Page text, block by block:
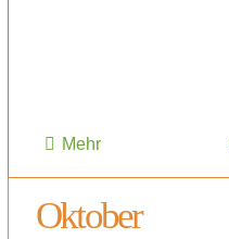
Mehr
Oktober